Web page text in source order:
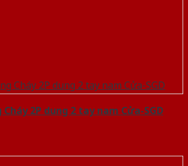
2P dung 2 tay nam Cửa-SGD